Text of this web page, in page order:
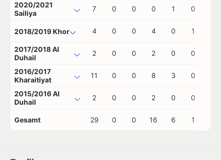
2020/2021
Sailiya
7 0 0 0 1 0
2018/2019 Khor 4 0 0 4 0 1
2017/2018 Al
Duhail
2 0 0 2 0 0
2016/2017
Kharaitiyat
11 0 0 8 3 0
2015/2016 Al
Duhail
2 0 0 2 0 0
Gesamt 29 0 0 16 6 1